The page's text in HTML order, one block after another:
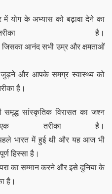
में योग के अभ्यास को बढ़ावा देने का
है।
जिसका आनंद सभी उम्र और क्षमताओं
और आपके समग्र स्वास्थ्य को
है।
समृद्ध सांस्कृतिक विरासत का जश्न
तरीका है।
पहले भारत में हुई थी और यह आज भी
हिस्सा है।
का सम्मान करने और इसे दुनिया के
है।